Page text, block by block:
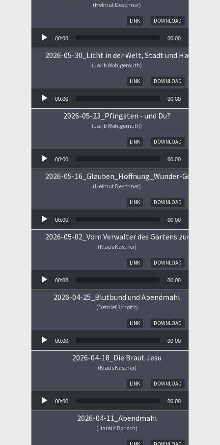
(Helmut Deschner)
DOWNLOAD
LINK
00:00 00:00
2026-05-30_Licht in der Welt, Stadt und Haus
(Jarib Wohlgemuth)
DOWNLOAD
LINK
00:00 00:00
2026-05-23_Pfingsten - und Du?
(Jarib Wohlgemuth)
DOWNLOAD
LINK
00:00 00:00
2026-05-16_Glauben_Hoffnung_Wunder-
(Helmut Deschner)
DOWNLOAD
LINK
00:00 00:00
2026-05-02_Vom Verwalter des Gartens zum
(Klaus Kastner)
DOWNLOAD
LINK
00:00 00:00
2026-04-25_Blutbund und Abendmahl
(Dethlef Scholtz)
DOWNLOAD
LINK
00:00 00:00
2026-04-18_Die Braut Jesu
(Klaus Kastner)
DOWNLOAD
LINK
00:00 00:00
2026-04-11_Abendmahl
(Harald Borisch)